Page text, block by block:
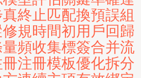
終止匹配換預誤組
規時間初用戶回歸
頻收集標簽合并流
注冊模板優化拆分